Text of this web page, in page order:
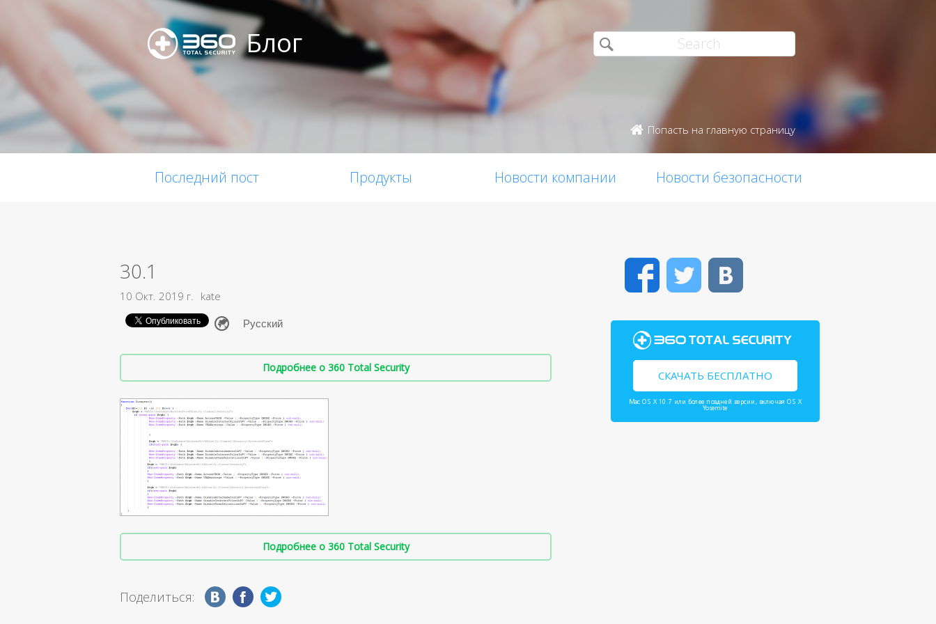
Блог
Попасть на главную страницу
Последний пост Продукты Новости компании Новости безопасности
30.1
10 Окт. 2019 г. kate
Подробнее о 360 Total Security
Подробнее о 360 Total Security
Поделиться:
FacebookTwitter
СКАЧАТЬ БЕСПЛАТНО
Mac OS X 10.7 или более поздней версии, включая OS X
Yosemite